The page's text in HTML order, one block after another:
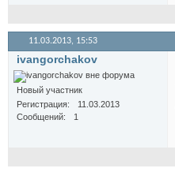
11.03.2013, 15:53
ivangorchakov
Новый участник
Регистрация
11.03.2013
Сообщений
1